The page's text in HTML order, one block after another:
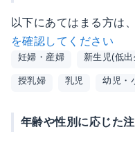
以下にあてはまる方は
を確認してください
妊婦・産婦 新生児(低
授乳婦 乳児 幼児・
年齢や性別に応じた